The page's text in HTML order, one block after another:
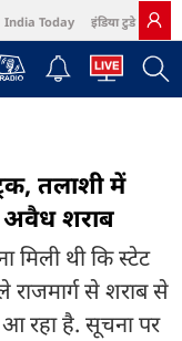
India Today इंडिया टुडे हिंदी
Bazaar Northeast
तलाशी में
अवैध शराब
मिली थी कि स्टेट
राजमार्ग से शराब से
आ रहा है. सूचना पर